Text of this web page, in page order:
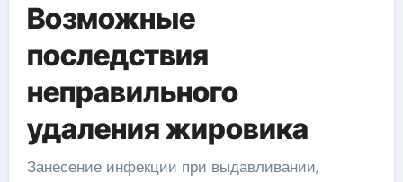
Возможные
последствия
неправильного
удаления жировика
Занесение инфекции при выдавливании,